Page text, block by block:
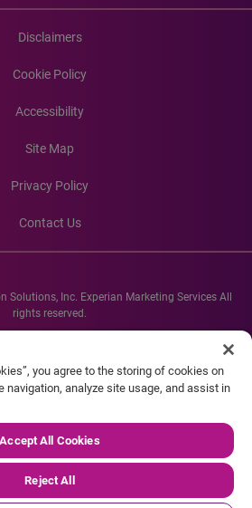
Disclaimers
Cookie Policy
Accessibility
Site Map
Privacy Policy
Contact Us
Inc. Experian Marketing Services All
rights reserved.
used herein are service marks or registered
herein are the property of their respective
owners.
you agree to the storing of cookies on
navigation, analyze site usage, and assist in
Accept All Cookies
Reject All